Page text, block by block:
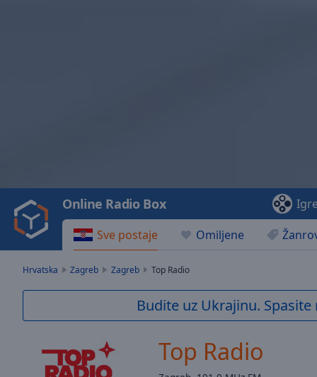
Video
Play
Backward
Skip
Current
:
Sve postaje Omiljene
Online Radio Box Igre
Hrvatska Zagreb Zagreb Top Radio
Budite uz Ukrajinu.
Top Radio